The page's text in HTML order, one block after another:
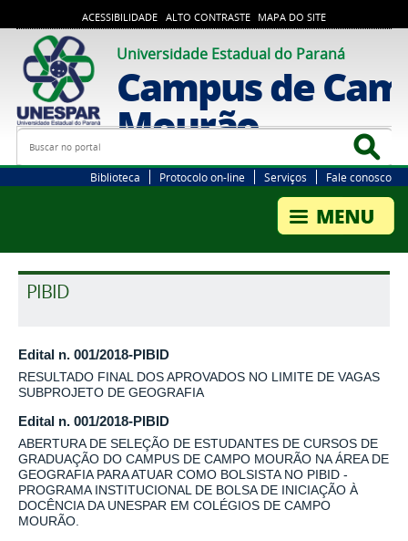
ACESSIBILIDADE ALTO CONTRASTE MAPA DO SITE
Universidade Estadual do Paraná
Campus de
Mourão
Busca
Biblioteca Protocolo on-line Serviços Fale conosco
PIBID
Edital n. 001/2018-PIBID
RESULTADO FINAL DOS APROVADOS NO LIMITE DE VAGAS
SUBPROJETO DE GEOGRAFIA
Edital n. 001/2018-PIBID
ABERTURA DE SELEÇÃO DE ESTUDANTES DE CURSOS DE
GRADUAÇÃO DO CAMPUS DE CAMPO MOURÃO NA ÁREA DE
GEOGRAFIA PARA ATUAR COMO BOLSISTA NO PIBID -
PROGRAMA INSTITUCIONAL DE BOLSA DE INICIAÇÃO À
DOCÊNCIA DA UNESPAR EM COLÉGIOS DE CAMPO
MOURÃO.